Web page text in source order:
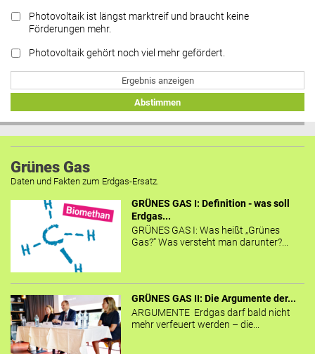
Photovoltaik ist längst marktreif und braucht keine
Förderungen mehr.
Photovoltaik gehört noch viel mehr gefördert.
Ergebnis anzeigen
Abstimmen
Grünes Gas
Daten und Fakten zum Erdgas-Ersatz.
GRÜNES GAS I: Definition - was soll
Erdgas...
GRÜNES GAS I: Was heißt „Grünes
Gas?“ Was versteht man darunter?...
GRÜNES GAS II: Die Argumente der...
ARGUMENTE Erdgas darf bald nicht
mehr verfeuert werden – die...